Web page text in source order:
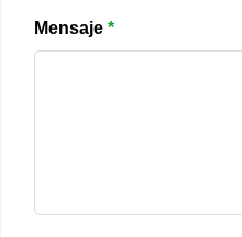
Mensaje *